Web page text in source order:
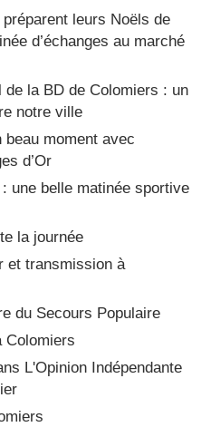
leurs Noëls de
d’échanges au marché
de la BD de Colomiers : un
notre ville
beau moment avec
d’Or
une belle matinée sportive
la journée
et transmission à
du Secours Populaire
Colomiers
L'Opinion Indépendante